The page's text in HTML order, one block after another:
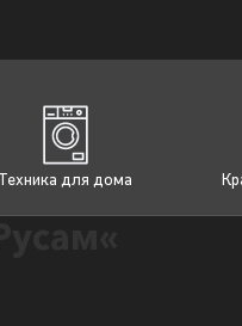
Техника для дома